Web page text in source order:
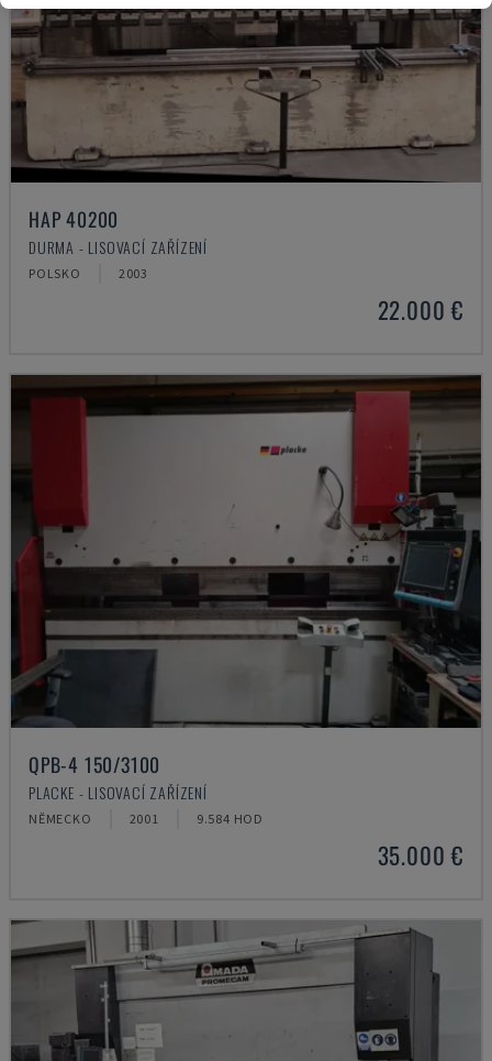
HAP 40200
DURMA - LISOVACÍ ZAŘÍZENÍ
POLSKO 2003
22.000 €
QPB-4 150/3100
PLACKE - LISOVACÍ ZAŘÍZENÍ
NĚMECKO 2001 9.584 HOD
35.000 €